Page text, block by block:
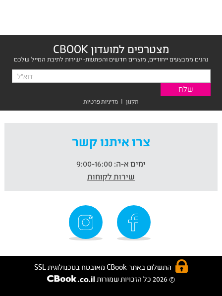
מצטרפים למועדון CBOOK
נהנים ממבצעים ייחודיים, מוצרים חדשים והפתעות- ישירות לתיבת המייל שלכם
תקנון | מדיניות פרטיות
צרו איתנו קשר
ימים א-ה:
שירות לקוחות
התשלום באתר CBook מאובטח בטכנולוגית SSL
© 2026 כל הזכויות שמורות